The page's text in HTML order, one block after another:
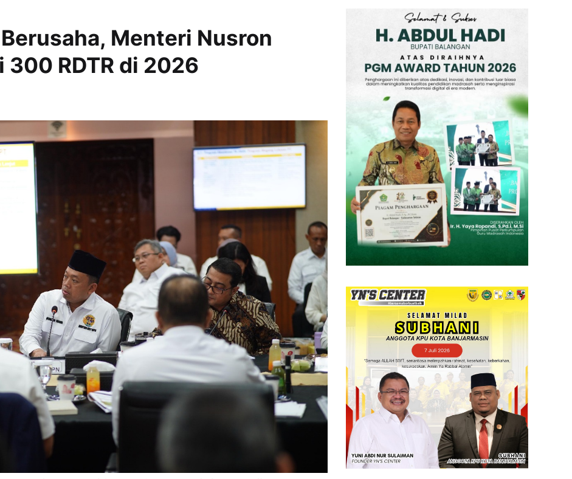
Menteri Nusron
RDTR di 2026